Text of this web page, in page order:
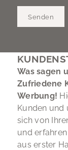
Senden
Was sagen
Zufriedene
Werbung!
Kunden und
sich von
und
aus erster